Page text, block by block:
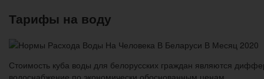
Тарифы на воду
Стоимость куба воды для белорусских граждан являются
водоснабжение по экономически обоснованным ценам.